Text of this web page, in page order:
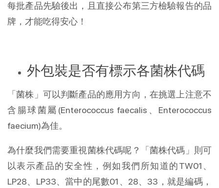
每批產品先驗後出，且直接公布第三方檢驗報告的品
牌，才能吃得安心！
外包裝是否有標示各菌株代碼
「菌株」可以判斷產品的應用方向，在挑選上注意不
含腸球菌屬(Enterococcus faecalis、Enterococcus
faecium)為佳。
為什麼我們需要重視菌株代碼呢？「菌株代碼」則可
以表示產品的安全性，例如我們所知道的TW01、
LP28、LP33、當中的尾數01、28、33，就是編碼，